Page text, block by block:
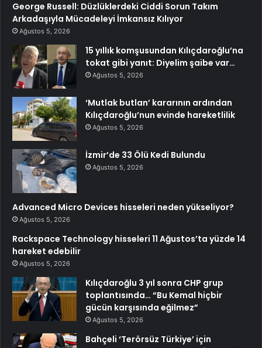
George Russell: Düzlüklerdeki Ciddi Sorun Takım
Arkadaşıyla Mücadeleyi İmkansız Kılıyor
Ağustos 5, 2026
15 yıllık komşusundan Kılıçdaroğlu’na
tokat gibi yanıt: Diyelim şaibe var…
Ağustos 5, 2026
‘Mutlak butlan’ kararının ardından
Kılıçdaroğlu’nun evinde hareketlilik
Ağustos 5, 2026
İzmir’de 33 Ölü Kedi Bulundu
Ağustos 5, 2026
Advanced Micro Devices hisseleri neden yükseliyor?
Ağustos 5, 2026
Rackspace Technology hisseleri 11 Ağustos’ta yüzde 14
hareket edebilir
Ağustos 5, 2026
Kılıçdaroğlu 3 yıl sonra CHP grup
toplantısında… “Bu Kemal hiçbir
gücün karşısında eğilmez”
Ağustos 5, 2026
Bahçeli ‘Terörsüz Türkiye’ için